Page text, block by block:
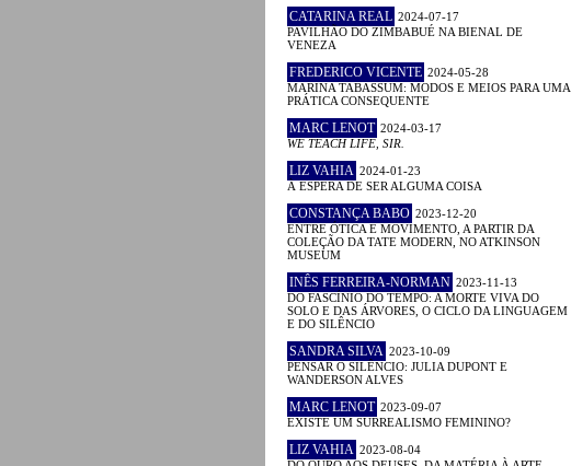
CATARINA REAL 2024-07-17
PAVILHÃO DO ZIMBABUÉ NA BIENAL DE
VENEZA
FREDERICO VICENTE 2024-05-28
MARINA TABASSUM: MODOS E MEIOS PARA UMA
PRÁTICA CONSEQUENTE
MARC LENOT 2024-03-17
WE TEACH LIFE, SIR.
LIZ VAHIA 2024-01-23
À ESPERA DE SER ALGUMA COISA
CONSTANÇA BABO 2023-12-20
ENTRE ÓTICA E MOVIMENTO, A PARTIR DA
COLEÇÃO DA TATE MODERN, NO ATKINSON
MUSEUM
INÊS FERREIRA-NORMAN 2023-11-13
DO FASCÍNIO DO TEMPO: A MORTE VIVA DO
SOLO E DAS ÁRVORES, O CICLO DA LINGUAGEM
E DO SILÊNCIO
SANDRA SILVA 2023-10-09
PENSAR O SILÊNCIO: JULIA DUPONT E
WANDERSON ALVES
MARC LENOT 2023-09-07
EXISTE UM SURREALISMO FEMININO?
LIZ VAHIA 2023-08-04